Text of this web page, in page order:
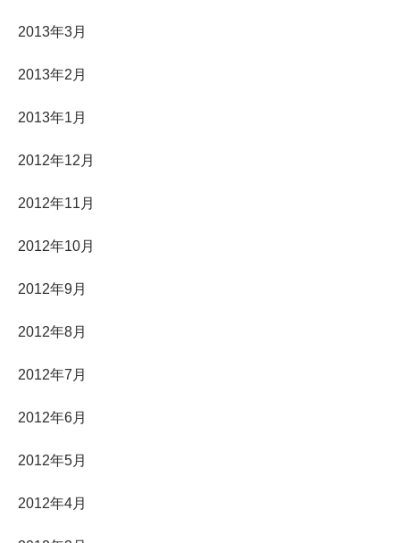
2013年3月
2013年2月
2013年1月
2012年12月
2012年11月
2012年10月
2012年9月
2012年8月
2012年7月
2012年6月
2012年5月
2012年4月